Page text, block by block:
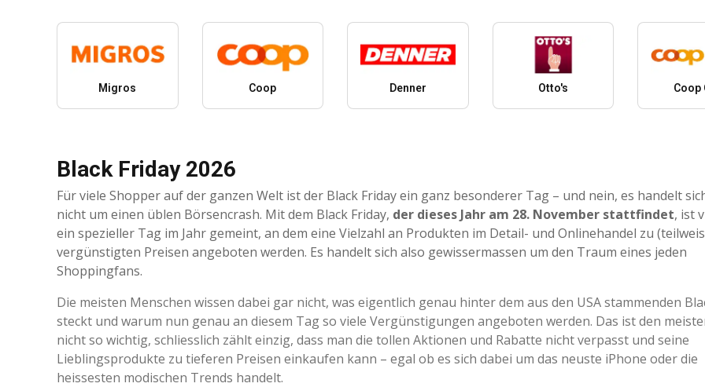
Migros Coop Denner Otto's Coop
Black Friday 2026
Für viele Shopper auf der ganzen Welt ist der Black Friday ein ganz besonderer Tag – und nein, es handelt
nicht um einen üblen Börsencrash. Mit dem Black Friday, der dieses Jahr am 28. November stattfindet, ist
ein spezieller Tag im Jahr gemeint, an dem eine Vielzahl an Produkten im Detail- und Onlinehandel zu
vergünstigten Preisen angeboten werden. Es handelt sich also gewissermassen um den Traum eines jeden
Shoppingfans.
Die meisten Menschen wissen dabei gar nicht, was eigentlich genau hinter dem aus den USA stammenden
steckt und warum nun genau an diesem Tag so viele Vergünstigungen angeboten werden. Das ist den
nicht so wichtig, schliesslich zählt einzig, dass man die tollen Aktionen und Rabatte nicht verpasst und seine
Lieblingsprodukte zu tieferen Preisen einkaufen kann – egal ob es sich dabei um das neuste iPhone oder die
heissesten modischen Trends handelt.